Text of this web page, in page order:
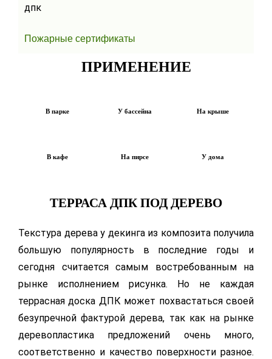
Пожарные сертификаты
ПРИМЕНЕНИЕ
В парке У бассейна На крыше
В кафе На пирсе У дома
ТЕРРАСА ДПК ПОД ДЕРЕВО
Текстура дерева у декинга из композита получила
большую популярность в последние годы и
сегодня считается самым востребованным на
рынке исполнением рисунка. Но не каждая
террасная доска ДПК может похвастаться своей
безупречной фактурой дерева, так как на рынке
деревопластика предложений очень много,
соответственно и качество поверхности разное.